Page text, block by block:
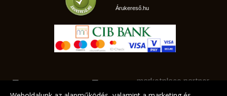
Árukereső.hu
marketplace partner